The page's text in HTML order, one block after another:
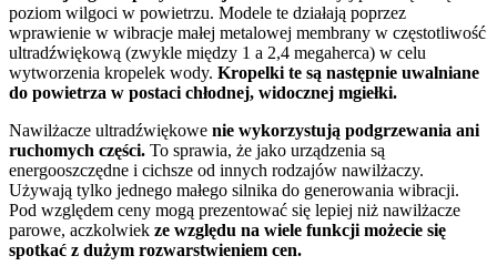
poziom wilgoci w powietrzu. Modele te działają poprzez
wprawienie w wibracje małej metalowej membrany w częstotliwość
ultradźwiękową (zwykle między 1 a 2,4 megaherca) w celu
wytworzenia kropelek wody. Kropelki te są następnie uwalniane
do powietrza w postaci chłodnej, widocznej mgiełki.
Nawilżacze ultradźwiękowe nie wykorzystują podgrzewania ani
ruchomych części. To sprawia, że jako urządzenia są
energooszczędne i cichsze od innych rodzajów nawilżaczy.
Używają tylko jednego małego silnika do generowania wibracji.
Pod względem ceny mogą prezentować się lepiej niż nawilżacze
parowe, aczkolwiek ze względu na wiele funkcji możecie się
spotkać z dużym rozwarstwieniem cen.